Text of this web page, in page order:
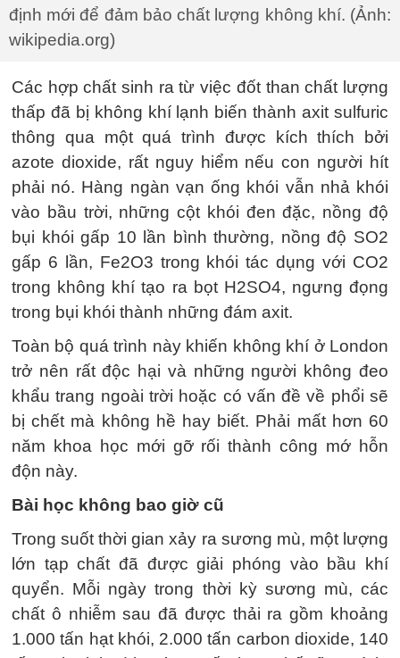
định mới để đảm bảo chất lượng không khí. (Ảnh:
wikipedia.org)
Các hợp chất sinh ra từ việc đốt than chất lượng
thấp đã bị không khí lạnh biến thành axit sulfuric
thông qua một quá trình được kích thích bởi
azote dioxide, rất nguy hiểm nếu con người hít
phải nó. Hàng ngàn vạn ống khói vẫn nhả khói
vào bầu trời, những cột khói đen đặc, nồng độ
bụi khói gấp 10 lần bình thường, nồng độ SO2
gấp 6 lần, Fe2O3 trong khói tác dụng với CO2
trong không khí tạo ra bọt H2SO4, ngưng đọng
trong bụi khói thành những đám axit.
Toàn bộ quá trình này khiến không khí ở London
trở nên rất độc hại và những người không đeo
khẩu trang ngoài trời hoặc có vấn đề về phổi sẽ
bị chết mà không hề hay biết. Phải mất hơn 60
năm khoa học mới gỡ rối thành công mớ hỗn
độn này.
Bài học không bao giờ cũ
Trong suốt thời gian xảy ra sương mù, một lượng
lớn tạp chất đã được giải phóng vào bầu khí
quyển. Mỗi ngày trong thời kỳ sương mù, các
chất ô nhiễm sau đã được thải ra gồm khoảng
1.000 tấn hạt khói, 2.000 tấn carbon dioxide, 140